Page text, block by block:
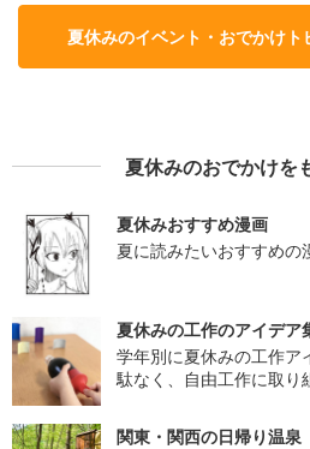
夏休みのイベント・おでかけト
夏休みのおでかけを
夏休みおすすめ漫画
夏に読みたいおすすめの
夏休みの工作のアイデア
学年別に夏休みの工作ア
駄なく、自由工作に取り
関東・関西の日帰り温泉